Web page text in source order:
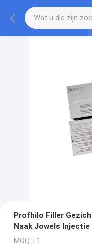
Profhilo Filler
Naak Jowels
Nabij Mij
MOQ：1